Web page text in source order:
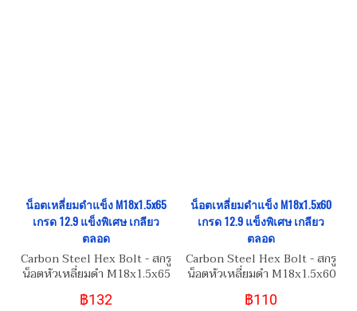
น็อตเหลี่ยมดำแข็ง M18x1.5x65
เกรด 12.9 แข็งพิเศษ เกลียว
ตลอด
Carbon Steel Hex Bolt - สกรู
น็อตหัวเหลี่ยมดำ M18x1.5x65
฿132
น็อตเหลี่ยมดำแข็ง M18x1.5x60
เกรด 12.9 แข็งพิเศษ เกลียว
ตลอด
Carbon Steel Hex Bolt - สกรู
น็อตหัวเหลี่ยมดำ M18x1.5x60
฿110